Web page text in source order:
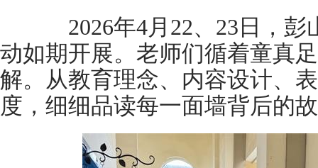
2026年4月22、23日，彭
动如期开展。老师们循着童真
解。从教育理念、内容设计、
度，细细品读每一面墙背后的